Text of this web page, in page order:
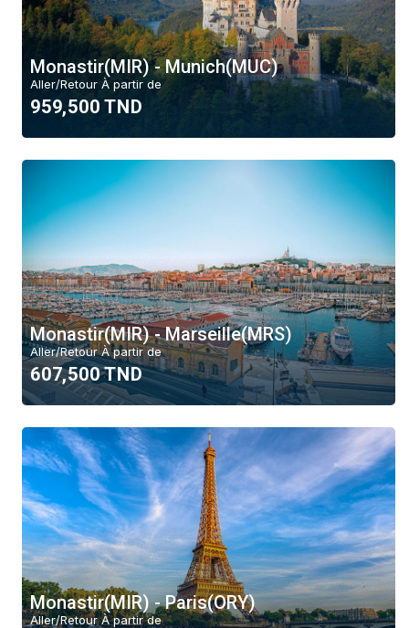
Monastir(MIR) - Munich(MUC)
Aller/Retour À partir de
959,500 TND
Monastir(MIR) - Marseille(MRS)
Aller/Retour À partir de
607,500 TND
Monastir(MIR) - Paris(ORY)
Aller/Retour À partir de